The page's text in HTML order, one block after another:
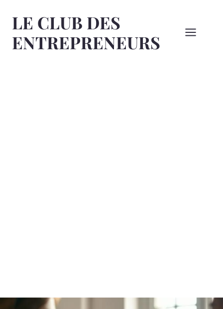
LE CLUB DES
ENTREPRENEURS